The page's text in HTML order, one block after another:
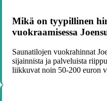
Mikä on tyypillinen
vuokraamisessa
Saunatilojen vuokrahinnat
sijainnista ja palveluista
liikkuvat noin 50-200 euron